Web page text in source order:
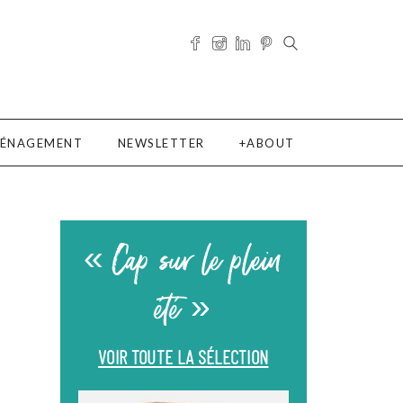
NEWSLETTER ABOUT
« Cap sur le plein
été »
VOIR TOUTE LA SÉLECTION